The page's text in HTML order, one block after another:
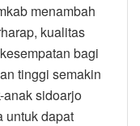
menambah
kualitas
bagi
tinggi semakin
anak sidoarjo
untuk dapat